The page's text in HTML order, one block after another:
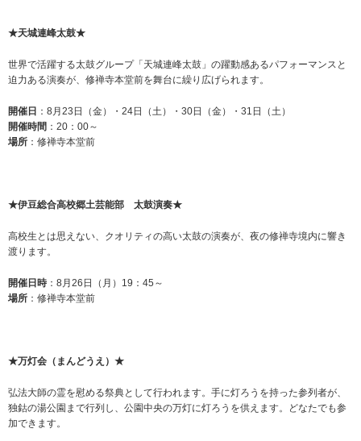
★天城連峰太鼓★
世界で活躍する太鼓グループ「天城連峰太鼓」の躍動感あるパフォーマンスと
迫力ある演奏が、修禅寺本堂前を舞台に繰り広げられます。
開催日 ：8月23日（金）・24日（土）・30日（金）・31日（土）
開催時間 ：20：00～
場所 ：修禅寺本堂前
★伊豆総合高校郷土芸能部 太鼓演奏★
高校生とは思えない、クオリティの高い太鼓の演奏が、夜の修禅寺境内に響き
渡ります。
開催日時：8月26日（月）19：45～
場所 ：修禅寺本堂前
★万灯会（まんどうえ）★
弘法大師の霊を慰める祭典として行われます。手に灯ろうを持った参列者が、
独鈷の湯公園まで行列し、公園中央の万灯に灯ろうを供えます。どなたでも参
加できます。